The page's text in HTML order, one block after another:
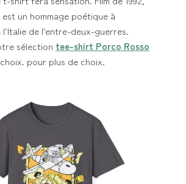
un hommage poétique à
l’Italie de l’entre-deux-guerres.
sélection tee-shirt Porco Rosso
pour plus de choix.